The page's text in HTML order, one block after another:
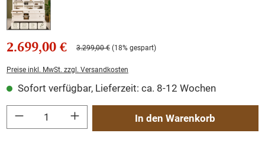
2.699,00 € 3.299,00 € (18% gespart)
Preise inkl. MwSt. zzgl. Versandkosten
Sofort verfügbar, Lieferzeit: ca. 8-12 Wochen
Produkt Anzahl: Gib den gewünschten Wert ein oder benutze die Schaltflächen
In den Warenkorb